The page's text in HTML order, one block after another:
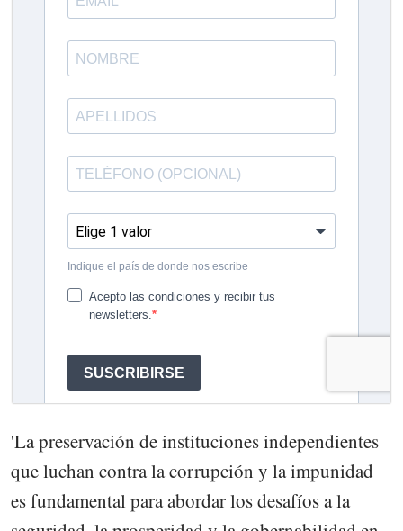
'La preservación de instituciones independientes
que luchan contra la corrupción y la impunidad
es fundamental para abordar los desafíos a la